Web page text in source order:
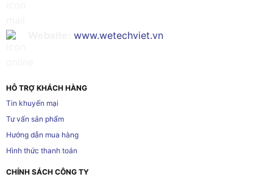
www.wetechviet.vn
HỖ TRỢ KHÁCH HÀNG
Tin khuyến mại
Tư vấn sản phẩm
Hướng dẫn mua hàng
Hình thức thanh toán
CHÍNH SÁCH CÔNG TY